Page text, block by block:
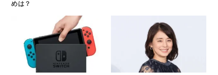
めは？